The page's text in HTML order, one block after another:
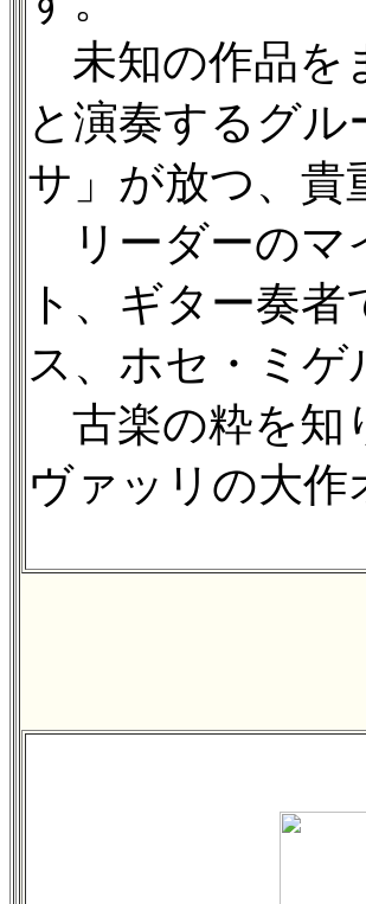
未知の作品を
と演奏するグ
サ」が放つ、貴
リーダーのマ
ト、ギター奏
ス、ホセ・ミ
古楽の粋を知
ヴァッリの大